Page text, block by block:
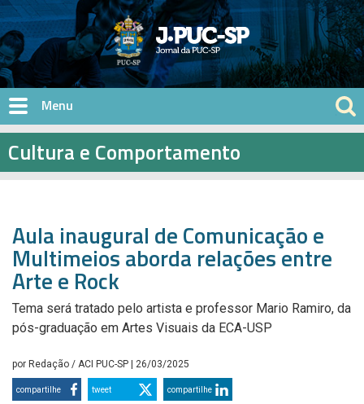
Pular para o conteúdo principal
Cultura e Comportamento
Aula inaugural de Comunicação e
Multimeios aborda relações entre
Arte e Rock
Tema será tratado pelo artista e professor Mario Ramiro, da
pós-graduação em Artes Visuais da ECA-USP
por Redação / ACI PUC-SP | 26/03/2025
compartilhe tweet compartilhe